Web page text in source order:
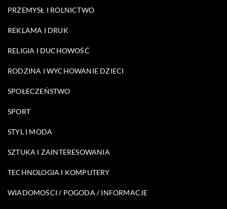
PRZEMYSŁ I ROLNICTWO
REKLAMA I DRUK
RELIGIA I DUCHOWOŚĆ
RODZINA I WYCHOWANIE DZIECI
SPOŁECZEŃSTWO
SPORT
STYL I MODA
SZTUKA I ZAINTERESOWANIA
TECHNOLOGIA I KOMPUTERY
WIADOMOŚCI / POGODA / INFORMACJE